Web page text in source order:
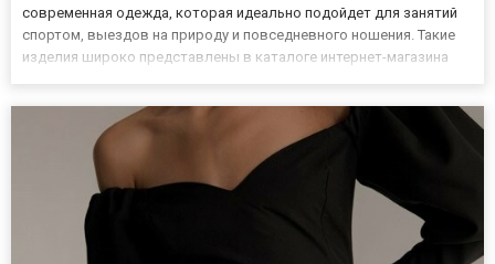
современная одежда, которая идеально подойдет для занятий
спортом, выездов на природу и повседневного ношения. Такие
изделия широко представлены в каталоге интернет-магазина